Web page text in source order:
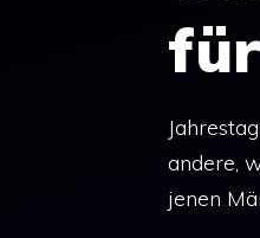
andere,
jenen